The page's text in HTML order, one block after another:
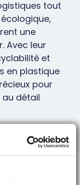
tout
une
Avec leur
et
en plastique
pour
détail